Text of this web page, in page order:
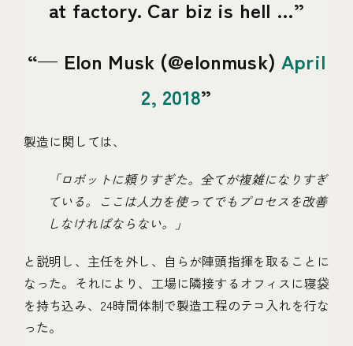
at factory. Car biz is hell …
— Elon Musk (@elonmusk)April
2, 2018
製造に関しては、
「ロボットに頼りすぎた。全てが複雑になりすぎ
ている。ここは人力を使ってでもプロセスを改善
しなければならない。」
と説明し、主任を外し、自らが陣頭指揮を取ることに
なった。それにより、工場に隣接するオフィスに寝袋
を持ち込み、24時間体制で製造工程のテコ入れを行な
った。